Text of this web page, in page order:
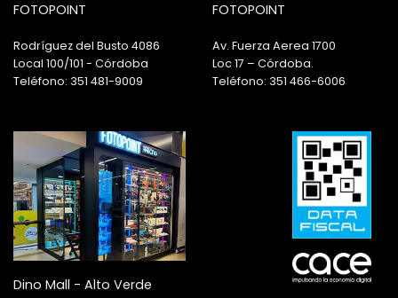
FOTOPOINT
Rodríguez del Busto 4086
Local 100/101 - Córdoba
Teléfono: 351 481-9009
FOTOPOINT
Av. Fuerza Aerea 1700
Loc 17 – Córdoba.
Teléfono: 351 466-6006
Dino Mall - Alto Verde